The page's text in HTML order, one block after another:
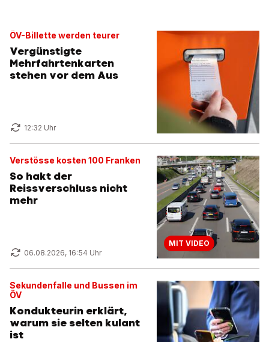
ÖV-Billette werden teurer
Vergünstigte
Mehrfahrtenkarten
stehen vor dem Aus
12:32 Uhr
Verstösse kosten 100 Franken
So hakt der
Reissverschluss nicht
mehr
06.08.2026, 16:54 Uhr
MIT VIDEO
Sekundenfalle und Bussen im
ÖV
Kondukteurin erklärt,
warum sie selten kulant
ist